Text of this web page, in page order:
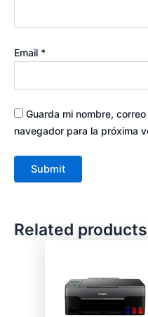
Email *
Guarda mi nombre,
navegador para la próxima
Related products